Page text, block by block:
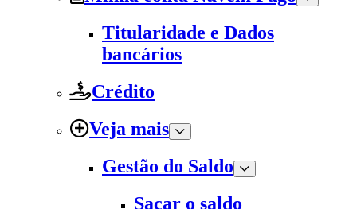
Titularidade e Dados
bancários
Crédito
Veja mais
Gestão do Saldo
Sacar o saldo